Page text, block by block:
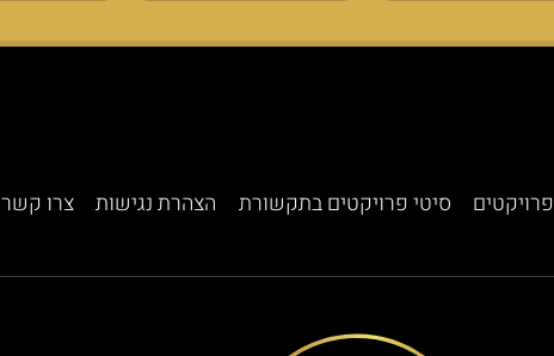
פרויקטים סיטי פרויקטים בתקשורת הצהרת נגישות צרו קשר